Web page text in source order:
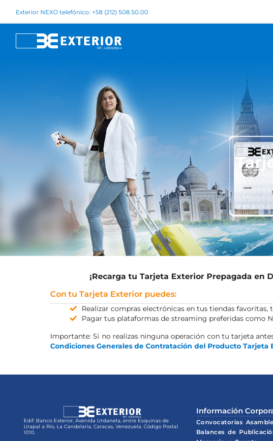
Exterior NEXO telefónico: +58 (212) 508.50.00
¡Recarga tu Tarjeta Exterior Prepagada en
Con tu Tarjeta Exterior puedes:
Realizar compras electrónicas en tus tiendas
Pagar tus plataformas de streaming preferidas como
Importante: Si no realizas ninguna operación con tu tarjeta
Condiciones Generales de Contratación del Producto Tarjeta
Edif. Banco Exterior, Avenida Urdaneta, entre Esquinas de
Urapal a Río, La Candelaria, Caracas, Venezuela. Código Postal
1010.
Información
Convocatorias
Balances de